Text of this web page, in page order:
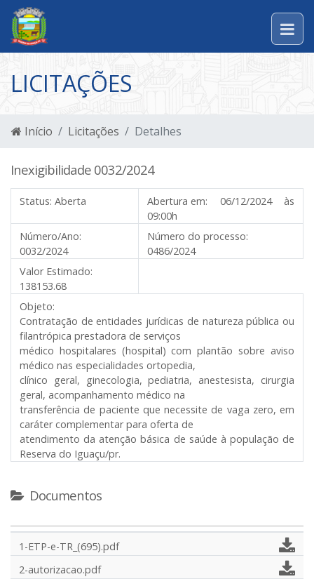
LICITAÇÕES
Início Licitações Detalhes
Inexigibilidade 0032/2024
Status: Aberta Abertura em: 06/12/2024 às
09:00h
Número/Ano:
0032/2024
Número do processo:
0486/2024
Valor Estimado:
138153.68
Objeto:
Contratação de entidades jurídicas de natureza pública ou
filantrópica prestadora de serviços
médico hospitalares (hospital) com plantão sobre aviso
médico nas especialidades ortopedia,
clínico geral, ginecologia, pediatria, anestesista, cirurgia
geral, acompanhamento médico na
transferência de paciente que necessite de vaga zero, em
caráter complementar para oferta de
atendimento da atenção básica de saúde à população de
Reserva do Iguaçu/pr.
Documentos
1-ETP-e-TR_(695).pdf
2-autorizacao.pdf